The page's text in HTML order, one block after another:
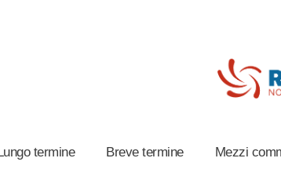
termine Breve termine Mezzi